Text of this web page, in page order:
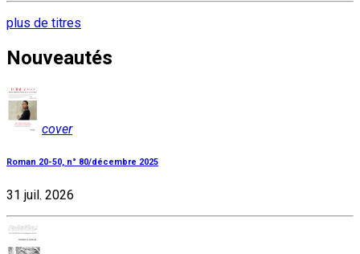
plus de titres
Nouveautés
cover
Roman 20-50, n° 80/décembre 2025
31 juil. 2026